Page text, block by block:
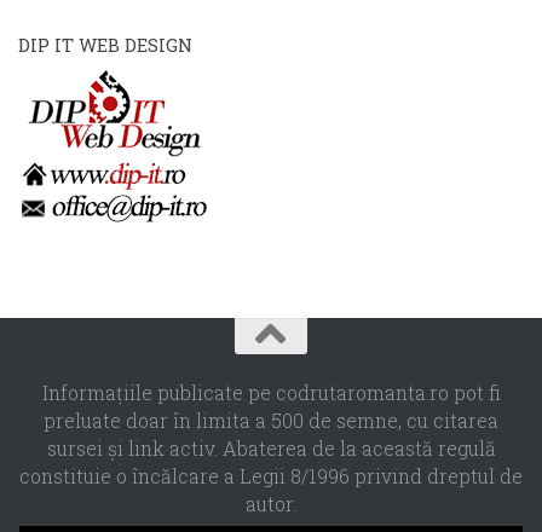
DIP IT WEB DESIGN
Informaţiile publicate pe codrutaromanta.ro pot fi
preluate doar în limita a 500 de semne, cu citarea
sursei şi link activ. Abaterea de la această regulă
constituie o încălcare a Legii 8/1996 privind dreptul de
autor.